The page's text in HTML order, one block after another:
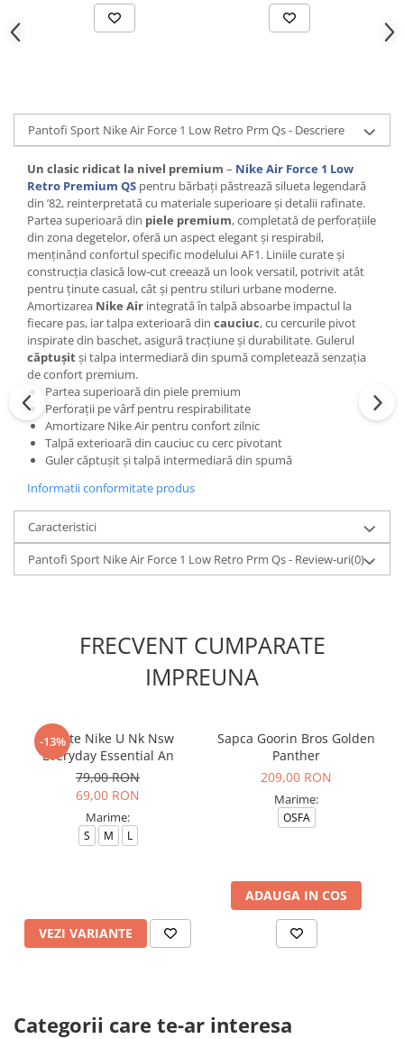
Pantofi Sport Nike Air Force 1 Low Retro Prm Qs - Descriere
Un clasic ridicat la nivel premium – Nike Air Force 1 Low
Retro Premium QS pentru bărbați păstrează silueta legendară
din ’82, reinterpretată cu materiale superioare și detalii rafinate.
Partea superioară din piele premium, completată de perforațiile
din zona degetelor, oferă un aspect elegant și respirabil,
menținând confortul specific modelului AF1. Liniile curate și
construcția clasică low‑cut creează un look versatil, potrivit atât
pentru ținute casual, cât și pentru stiluri urbane moderne.
Amortizarea Nike Air integrată în talpă absoarbe impactul la
fiecare pas, iar talpa exterioară din cauciuc, cu cercurile pivot
inspirate din baschet, asigură tracțiune și durabilitate. Gulerul
căptușitși talpa intermediară din spumă completează senzația
de confort premium.
Partea superioară din piele premium
Perforații pe vârf pentru respirabilitate
Amortizare Nike Air pentru confort zilnic
Talpă exterioară din cauciuc cu cerc pivotant
Guler căptușit și talpă intermediară din spumă
Informatii conformitate produs
Caracteristici
Pantofi Sport Nike Air Force 1 Low Retro Prm Qs - Review-uri(0)
FRECVENT CUMPARATE
IMPREUNA
-13%
Sosete Nike U Nk Nsw
Everyday Essential An
79,00 RON
69,00 RON
Marime:
S M L
VEZI VARIANTE
Sapca Goorin Bros Golden
Panther
209,00 RON
Marime:
OSFA
ADAUGA IN COS
Categorii care te-ar interesa